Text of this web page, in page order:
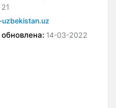
14-03-2022